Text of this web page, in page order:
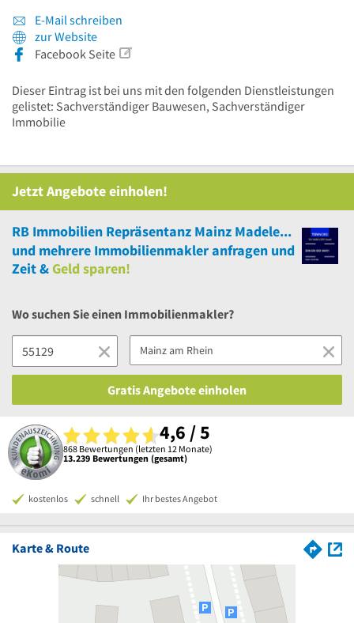
E-Mail schreiben
zur Website
Facebook Seite
Dieser Eintrag ist bei uns mit den folgenden Dienstleistungen
gelistet: Sachverständiger Bauwesen, Sachverständiger
Immobilie
Jetzt Angebote einholen!
RB Immobilien Repräsentanz Mainz Madeleine Scheil
und mehrere Immobilienmakler anfragen und
Zeit &Geld sparen!
Wo suchen Sie einen Immobilienmakler?
Gratis Angebote einholen
4,6 / 5
868 Bewertungen (letzten 12 Monate)
13.239 Bewertungen (gesamt)
kostenlos schnell Ihr bestes Angebot
Karte & Route